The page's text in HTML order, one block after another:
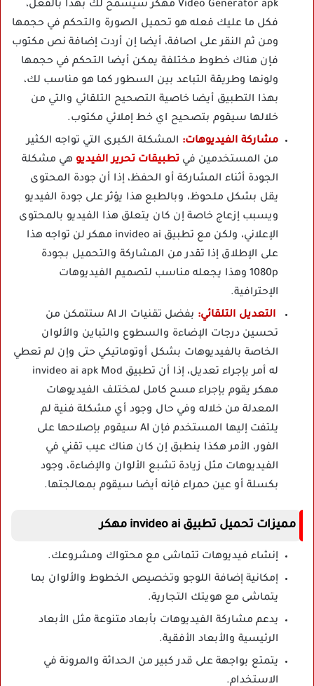
Video Generator apk مهكر سيسمح لك بهذا بالفعل،
فكل ما عليك فعله هو تحميل الصورة والتحكم في حجمها
ومن ثم النقر على اصافة، أيضا إن أردت إضافة نص مكتوب
فإن هناك خطوط مختلفة يمكن أيضا التحكم في حجمها
ولونها وطريقة التباعد بين السطور كما هو مناسب لك،
بهذا التطبيق أيضا خاصية التصحيح التلقائي والتي من
خلالها سيقوم بتصحيح اي خط إملائي مكتوب.
مشاركة الفيديوهات: المشكلة الكبرى التي تواجه الكثير
من المستخدمين في تطبيقات تحرير الفيديو هي مشكلة
الجودة أثناء المشاركة أو الحفظ، إذا أن جودة المحتوى
يقل بشكل ملحوظ، وبالطبع هذا يؤثر على جودة الفيديو
ويسبب إزعاج خاصة إن كان يتعلق هذا الفيديو بالمحتوى
الإعلاني، ولكن مع تطبيق invideo ai مهكر لن تواجه هذا
على الإطلاق إذا تقدر من المشاركة والتحميل بجودة
1080p وهذا يجعله مناسب لتصميم الفيديوهات
الإحترافية.
التعديل التلقائي:
بفضل تقنيات الـ AI ستتمكن من
تحسين درجات الإضاءة والسطوع والتباين والألوان
الخاصة بالفيديوهات بشكل أوتوماتيكي حتى وإن لم تعطي
له أمر بإجراء تعديل، إذا أن تطبيق invideo ai apk Mod
مهكر يقوم بإجراء مسح كامل لمختلف الفيديوهات
المعدلة من خلاله وفي حال وجود أي مشكلة فنية لم
يلتفت إليها المستخدم فإن AI سيقوم بإصلاحها على
الفور، الأمر هكذا ينطبق إن كان هناك عيب تقني في
الفيديوهات مثل زيادة تشبع الألوان والإضاءة، وجود
بكسلة أو عين حمراء فإنه أيضا سيقوم بمعالجتها.
مميزات تحميل تطبيق invideo ai مهكر
إنشاء فيديوهات تتماشى مع محتواك ومشروعك.
إمكانية إضافة اللوجو وتخصيص الخطوط والألوان بما
يتماشى مع هويتك التجارية.
يدعم مشاركة الفيديوهات بأبعاد متنوعة مثل الأبعاد
الرئيسية والأبعاد الأفقية.
يتمتع بواجهة على قدر كبير من الحداثة والمرونة في
الاستخدام.